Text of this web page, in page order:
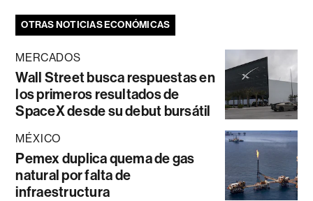
OTRAS NOTICIAS ECONÓMICAS
MERCADOS
Wall Street busca respuestas en
los primeros resultados de
SpaceX desde su debut bursátil
MÉXICO
Pemex duplica quema de gas
natural por falta de
infraestructura